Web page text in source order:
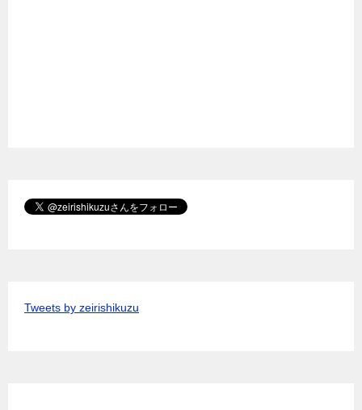
Tweets by zeirishikuzu